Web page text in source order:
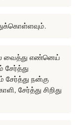
வைத்து எண்னெய்
சேர்த்து
சேர்த்து நன்கு
சேர்த்து சிறிது